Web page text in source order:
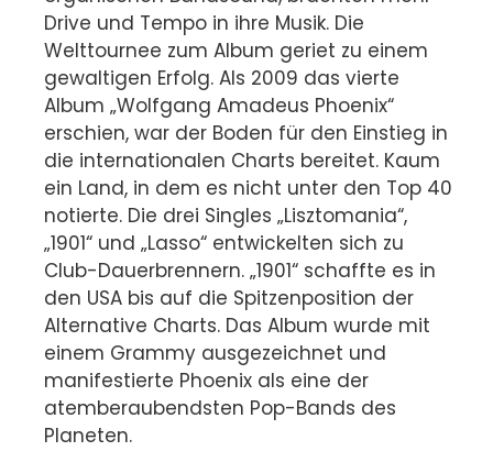
Drive und Tempo in ihre Musik. Die
Welttournee zum Album geriet zu einem
gewaltigen Erfolg. Als 2009 das vierte
Album „Wolfgang Amadeus Phoenix“
erschien, war der Boden für den Einstieg in
die internationalen Charts bereitet. Kaum
ein Land, in dem es nicht unter den Top 40
notierte. Die drei Singles „Lisztomania“,
„1901“ und „Lasso“ entwickelten sich zu
Club-Dauerbrennern. „1901“ schaffte es in
den USA bis auf die Spitzenposition der
Alternative Charts. Das Album wurde mit
einem Grammy ausgezeichnet und
manifestierte Phoenix als eine der
atemberaubendsten Pop-Bands des
Planeten.